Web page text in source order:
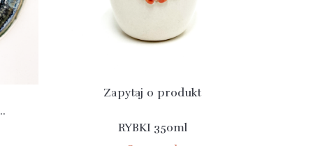
Zapytaj o produkt
RYBKI 350ml